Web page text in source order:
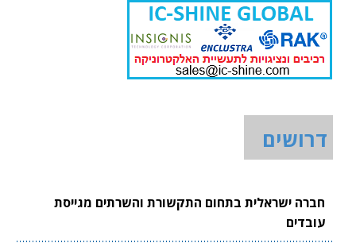
דרושים
חברה ישראלית בתחום התקשורת והשרתים מגייסת
עובדים